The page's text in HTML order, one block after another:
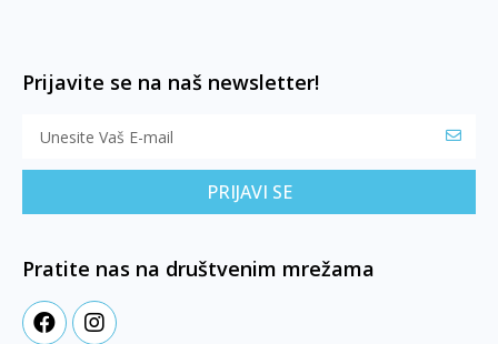
Prijavite se na naš newsletter!
PRIJAVI SE
Pratite nas na društvenim mrežama